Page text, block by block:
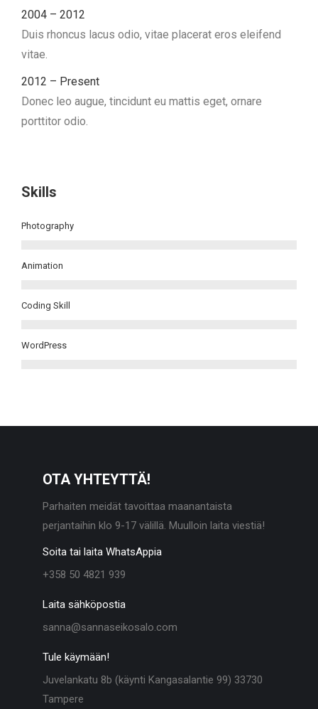
2004 – 2012
Duis rhoncus lacus odio, vitae placerat eros eleifend
vitae.
2012 – Present
Donec leo augue, tincidunt eu mattis eget, ornare
porttitor odio.
Skills
Photography
Animation
Coding Skill
WordPress
OTA YHTEYTTÄ!
Parhaiten meidät tavoittaa maanantaista
perjantaihin klo 9-17 välillä. Muulloin laita viestiä!
Soita tai laita WhatsAppia
+358 50 4821 939
Laita sähköpostia
sanna@sannaseikosalo.com
Tule käymään!
Juvelankatu 8b (käynti Kangasalantie 99) 33730
Tampere